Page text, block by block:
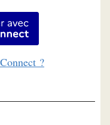
avec
?